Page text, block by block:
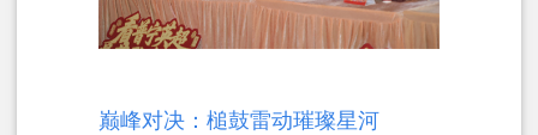
巅峰对决：槌鼓雷动璀璨星河